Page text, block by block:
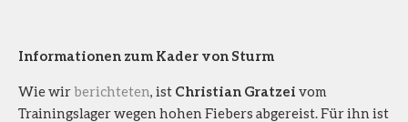
Informationen zum Kader von Sturm
Wie wirberichteten, ist Christian Gratzei vom
Trainingslager wegen hohen Fiebers abgereist. Für ihn ist